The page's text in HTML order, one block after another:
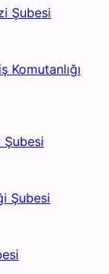
Şubesi
Komutanlığı
Şubesi